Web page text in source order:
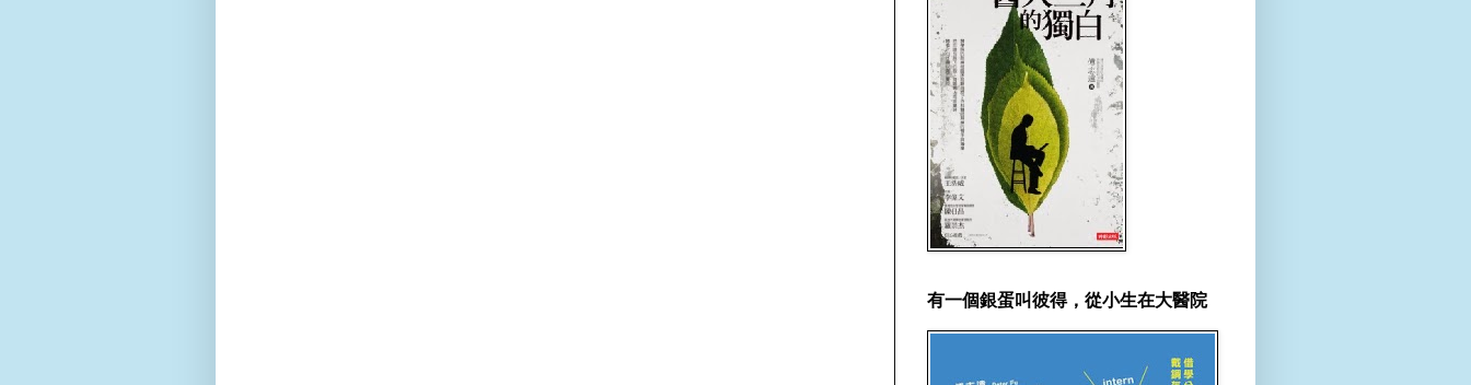
有一個銀蛋叫彼得，從小生在大醫院